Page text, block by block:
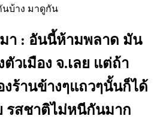
บ้าง มาดูกัน
า : อันนี้ห้ามพลาด มัน
วเมือง จ.เลย แต่ถ้า
ร้านข้างๆแถวๆนั้นก็ได้
รสชาติไม่หนีกันมาก